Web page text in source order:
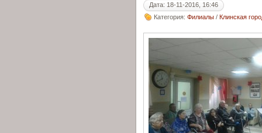
Дата: 18-11-2016, 16:46
Категория: Филиалы / Клинская